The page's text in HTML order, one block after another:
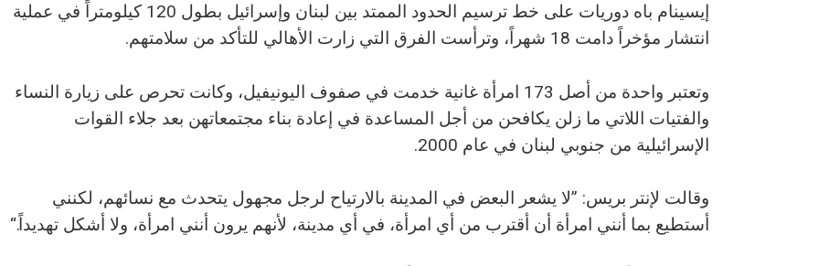
إيسينام باه دوريات على خط ترسيم الحدود الممتد بين لبنان وإسرائيل بطول 120 كيلومتراً في عملية
انتشار مؤخراً دامت 18 شهراً، وترأست الفرق التي زارت الأهالي للتأكد من سلامتهم.
وتعتبر واحدة من أصل 173 امرأة غانية خدمت في صفوف اليونيفيل، وكانت تحرص على زيارة النساء
والفتيات اللاتي ما زلن يكافحن من أجل المساعدة في إعادة بناء مجتمعاتهن بعد جلاء القوات
الإسرائيلية من جنوبي لبنان في عام 2000.
وقالت لإنتر بريس: ”لا يشعر البعض في المدينة بالارتياح لرجل مجهول يتحدث مع نسائهم، لكنني
أستطيع بما أنني امرأة أن أقترب من أي امرأة، في أي مدينة، لأنهم يرون أنني امرأة، ولا أشكل تهديداً.“